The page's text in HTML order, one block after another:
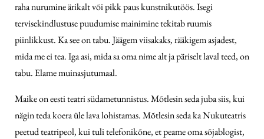
raha nurumine ärikalt või pikk paus kunstnikutöös. Isegi
tervisekindlustuse puudumise mainimine tekitab ruumis
piinlikkust. Ka see on tabu. Jäägem viisakaks, rääkigem asjadest,
mida me ei tea. Iga asi, mida sa oma nime alt ja päriselt laval teed, on
tabu. Elame muinasjutumaal.
Maike on eesti teatri südametunnistus. Mõtlesin seda juba siis, kui
nägin teda koera üle lava lohistamas. Mõtlesin seda ka Nukuteatris
peetud teatripeol, kui tuli telefonikõne, et peame oma sõjablogist,